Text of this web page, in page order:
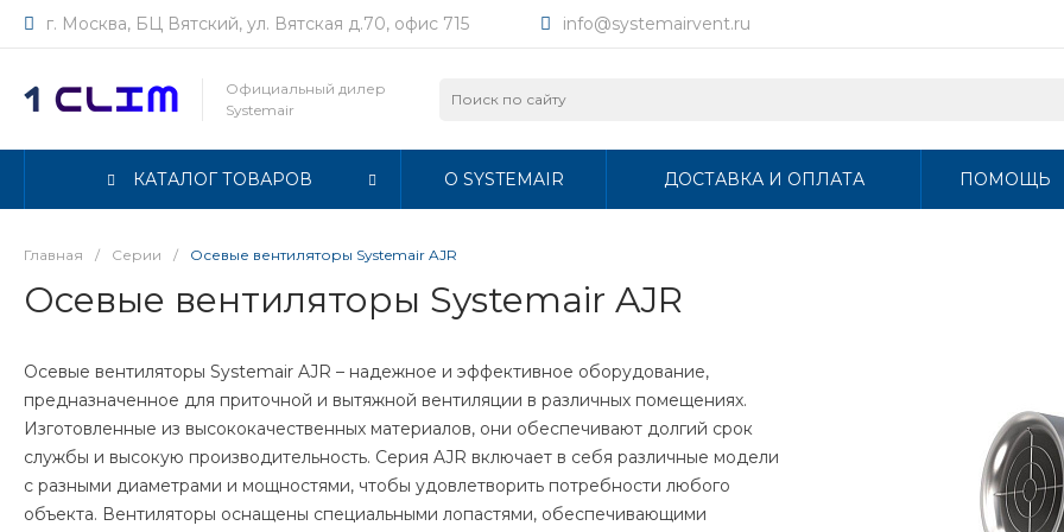
г. Москва, БЦ Вятский, ул. Вятская д.70, офис 715 info@systemairvent.ru
Официальный дилер
Systemair
КАТАЛОГ ТОВАРОВ О SYSTEMAIR ДОСТАВКА И ОПЛАТА ПОМОЩЬ
Главная / Серии / Осевые вентиляторы Systemair AJR
Осевые вентиляторы Systemair AJR
Осевые вентиляторы Systemair AJR – надежное и эффективное оборудование,
предназначенное для приточной и вытяжной вентиляции в различных помещениях.
Изготовленные из высококачественных материалов, они обеспечивают долгий срок
службы и высокую производительность. Серия AJR включает в себя различные модели
с разными диаметрами и мощностями, чтобы удовлетворить потребности любого
объекта. Вентиляторы оснащены специальными лопастями, обеспечивающими